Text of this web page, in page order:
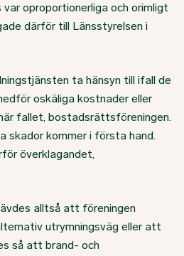
oproportionerliga och orimligt
därför till Länsstyrelsen i
ta hänsyn till ifall de
oskäliga kostnader eller
fallet, bostadsrättsföreningen.
skador kommer i första hand.
överklagandet,
alltså att föreningen
utrymningsväg eller att
så att brand- och